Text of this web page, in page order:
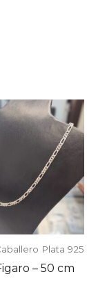
Plata 925
– 50 cm